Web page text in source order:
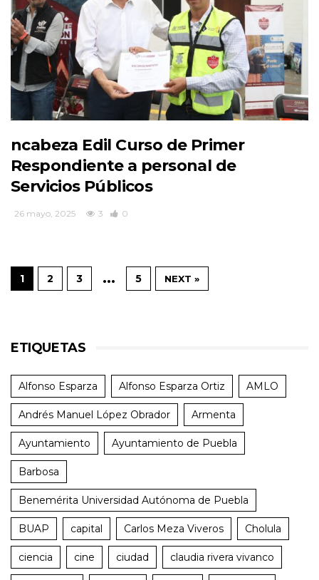
ncabeza Edil Curso de Primer
Respondiente a personal de
Servicios Públicos
26 mayo, 2025 3 0
1 2 3 … 5 NEXT »
ETIQUETAS
Alfonso Esparza Alfonso Esparza Ortiz AMLO
Andrés Manuel López Obrador Armenta
Ayuntamiento Ayuntamiento de Puebla
Barbosa
Benemérita Universidad Autónoma de Puebla
BUAP capital Carlos Meza Viveros Cholula
ciencia cine ciudad claudia rivera vivanco